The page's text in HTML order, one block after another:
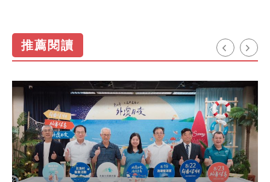
推薦閱讀